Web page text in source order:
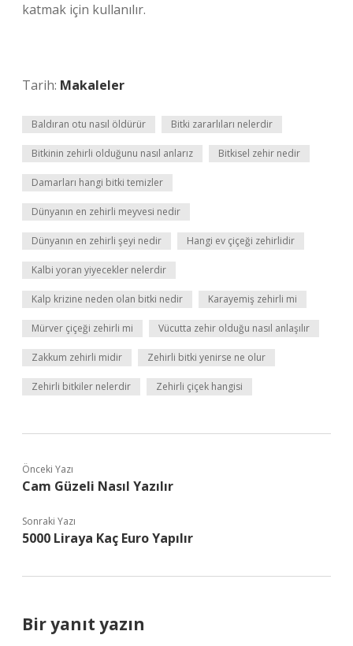
katmak için kullanılır.
Tarih: Makaleler
Baldıran otu nasıl öldürür Bitki zararlıları nelerdir
Bitkinin zehirli olduğunu nasıl anlarız Bitkisel zehir nedir
Damarları hangi bitki temizler
Dünyanın en zehirli meyvesi nedir
Dünyanın en zehirli şeyi nedir Hangi ev çiçeği zehirlidir
Kalbi yoran yiyecekler nelerdir
Kalp krizine neden olan bitki nedir Karayemiş zehirli mi
Mürver çiçeği zehirli mi Vücutta zehir olduğu nasıl anlaşılır
Zakkum zehirli midir Zehirli bitki yenirse ne olur
Zehirli bitkiler nelerdir Zehirli çiçek hangisi
Önceki Yazı
Cam Güzeli Nasıl Yazılır
Sonraki Yazı
5000 Liraya Kaç Euro Yapılır
Bir yanıt yazın